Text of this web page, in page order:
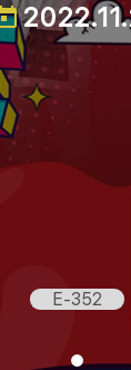
E-352